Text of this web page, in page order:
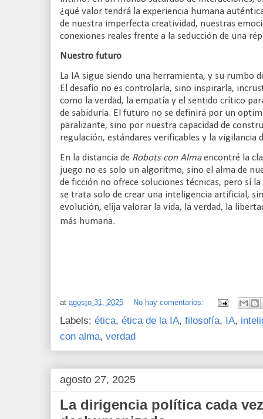
¿qué valor tendrá la experiencia humana
de nuestra imperfecta creatividad, nuestras
conexiones reales frente a la seducción de una
Nuestro futuro
La IA sigue siendo una herramienta, y su rumbo
El desafío no es controlarla, sino inspirarla,
como la verdad, la empatía y el sentido crítico
de sabiduría. El futuro no se definirá por un
paralizante, sino por nuestra capacidad de
regulación, estándares verificables y la vigilancia
En la distancia de Robots con Almaencontré la
juego no es solo un algoritmo, sino el alma de
de ficción no ofrece soluciones técnicas, pero sí
se trata solo de crear una inteligencia artificial,
evolución, elija valorar la vida, la verdad, la
más humana.
at agosto 31, 2025 No hay comentarios:
Labels: ética, ética de la IA, filosofía, IA,
con alma, verdad
agosto 27, 2025
La dirigencia política cada